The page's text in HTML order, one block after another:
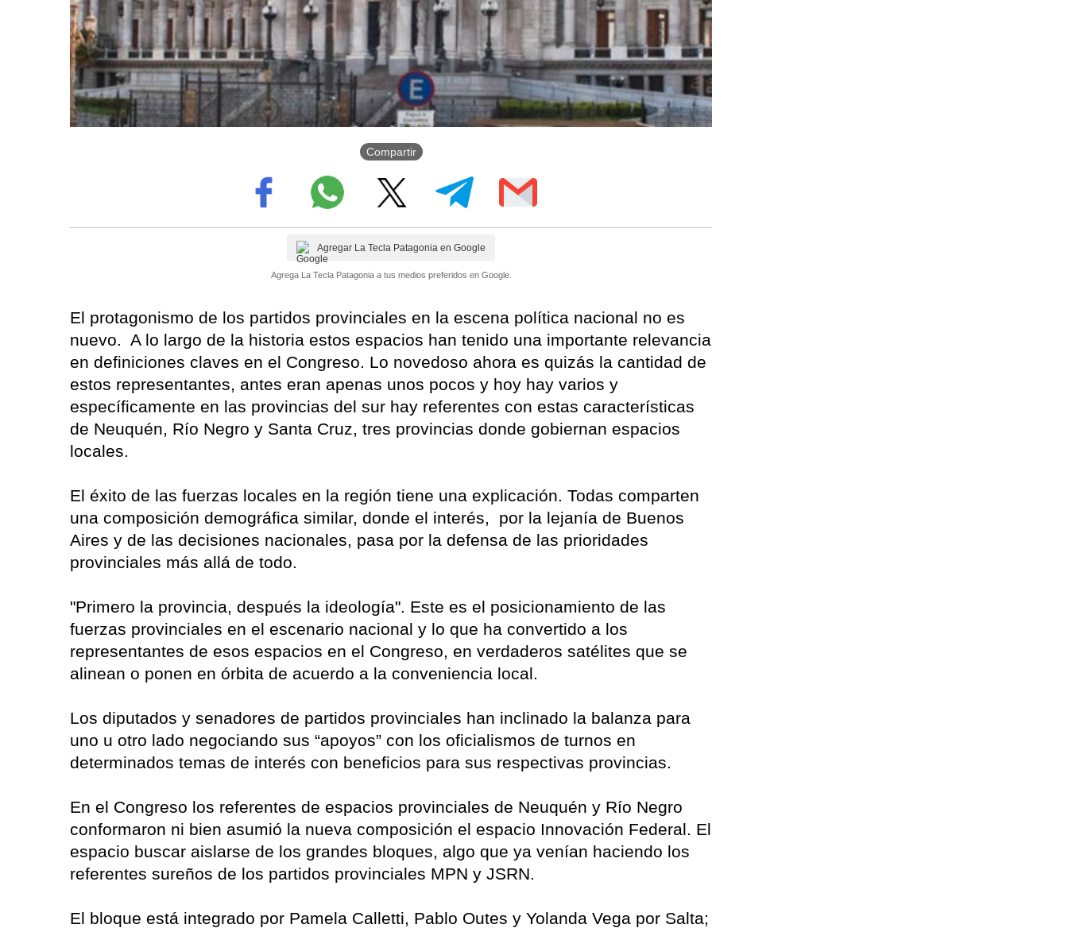
Compartir
Agregar La Tecla Patagonia en Google
Agrega La Tecla Patagonia a tus medios preferidos en Google.
El protagonismo de los partidos provinciales en la escena política nacional no es
nuevo. A lo largo de la historia estos espacios han tenido una importante relevancia
en definiciones claves en el Congreso. Lo novedoso ahora es quizás la cantidad de
estos representantes, antes eran apenas unos pocos y hoy hay varios y
específicamente en las provincias del sur hay referentes con estas características
de Neuquén, Río Negro y Santa Cruz, tres provincias donde gobiernan espacios
locales.
El éxito de las fuerzas locales en la región tiene una explicación. Todas comparten
una composición demográfica similar, donde el interés, por la lejanía de Buenos
Aires y de las decisiones nacionales, pasa por la defensa de las prioridades
provinciales más allá de todo.
"Primero la provincia, después la ideología". Este es el posicionamiento de las
fuerzas provinciales en el escenario nacional y lo que ha convertido a los
representantes de esos espacios en el Congreso, en verdaderos satélites que se
alinean o ponen en órbita de acuerdo a la conveniencia local.
Los diputados y senadores de partidos provinciales han inclinado la balanza para
uno u otro lado negociando sus “apoyos” con los oficialismos de turnos en
determinados temas de interés con beneficios para sus respectivas provincias.
En el Congreso los referentes de espacios provinciales de Neuquén y Río Negro
conformaron ni bien asumió la nueva composición el espacio Innovación Federal. El
espacio buscar aislarse de los grandes bloques, algo que ya venían haciendo los
referentes sureños de los partidos provinciales MPN y JSRN.
El bloque está integrado por Pamela Calletti, Pablo Outes y Yolanda Vega por Salta;